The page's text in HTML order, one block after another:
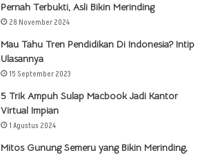
Pernah Terbukti, Asli Bikin Merinding
28 November 2024
Mau Tahu Tren Pendidikan Di Indonesia? Intip
Ulasannya
15 September 2023
5 Trik Ampuh Sulap Macbook Jadi Kantor
Virtual Impian
1 Agustus 2024
Mitos Gunung Semeru yang Bikin Merinding,